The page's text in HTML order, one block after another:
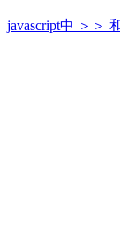
javascript中 ＞＞